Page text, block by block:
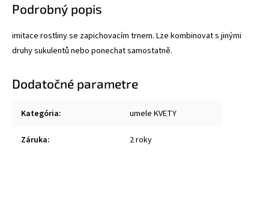
Podrobný popis
imitace rostliny se zapichovacím trnem. Lze kombinovat s jinými
druhy sukulentů nebo ponechat samostatně.
Dodatočné parametre
Kategória: umele KVETY
Záruka: 2 roky